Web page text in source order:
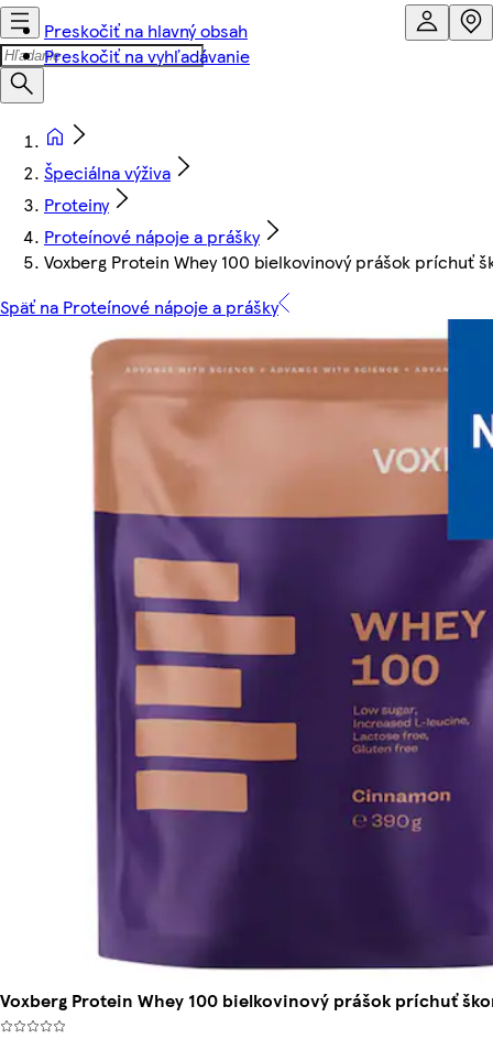
Preskočiť na hlavný obsah
Preskočiť na vyhľadávanie
Špeciálna výživa
Proteiny
Proteínové nápoje a prášky
Voxberg Protein Whey 100 bielkovinový prášok príchuť
Späť na Proteínové nápoje a prášky
Voxberg Protein Whey 100 bielkovinový prášok príchuť